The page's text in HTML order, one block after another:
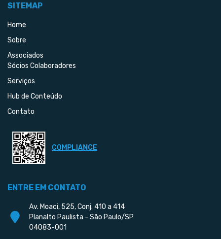
SITEMAP
Home
Sobre
Associados
Sócios Colaboradores
Serviços
Hub de Conteúdo
Contato
COMPLIANCE
ENTRE EM CONTATO
Av. Moaci, 525, Conj. 410 a 414
Planalto Paulista - São Paulo/SP
04083-001